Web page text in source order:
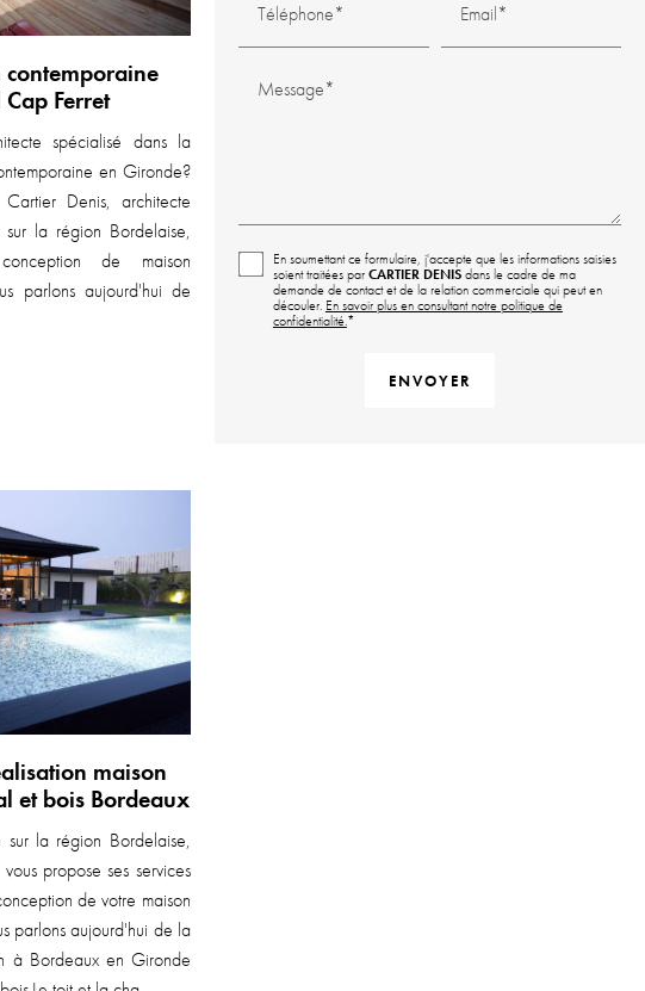
contemporaine
Ferret
spécialisé dans la
en Gironde?
Denis, architecte
sur la région Bordelaise,
de maison
parlons aujourd'hui de
maison
et bois Bordeaux
sur la région Bordelaise,
propose ses services
de votre maison
parlons aujourd'hui de la
à Bordeaux en Gironde
Téléphone* Email*
Message*
En soumettant ce formulaire, j'accepte que les informations saisies
soient traitées parCARTIER DENISdans le cadre de ma
demande de contact et de la relation commerciale qui peut en
découler. En savoir plus en consultant notre politique de
confidentialité.*